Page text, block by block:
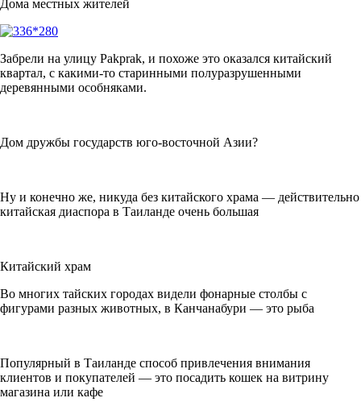
Дома местных жителей
Забрели на улицу Pakprak, и похоже это оказался китайский
квартал, с какими-то старинными полуразрушенными
деревянными особняками.
Дом дружбы государств юго-восточной Азии?
Ну и конечно же, никуда без китайского храма — действительно
китайская диаспора в Таиланде очень большая
Китайский храм
Во многих тайских городах видели фонарные столбы с
фигурами разных животных, в Канчанабури — это рыба
Популярный в Таиланде способ привлечения внимания
клиентов и покупателей — это посадить кошек на витрину
магазина или кафе